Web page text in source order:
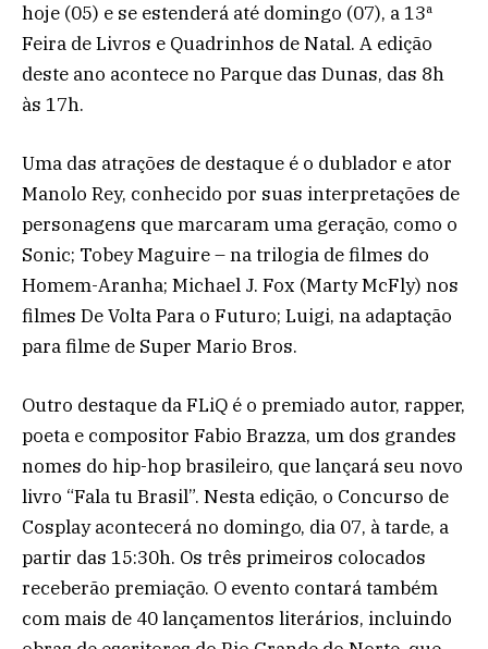
hoje (05) e se estenderá até domingo (07), a 13ª
Feira de Livros e Quadrinhos de Natal. A edição
deste ano acontece no Parque das Dunas, das 8h
às 17h.
Uma das atrações de destaque é o dublador e ator
Manolo Rey, conhecido por suas interpretações de
personagens que marcaram uma geração, como o
Sonic; Tobey Maguire – na trilogia de filmes do
Homem-Aranha; Michael J. Fox (Marty McFly) nos
filmes De Volta Para o Futuro; Luigi, na adaptação
para filme de Super Mario Bros.
Outro destaque da FLiQ é o premiado autor, rapper,
poeta e compositor Fabio Brazza, um dos grandes
nomes do hip-hop brasileiro, que lançará seu novo
livro “Fala tu Brasil”. Nesta edição, o Concurso de
Cosplay acontecerá no domingo, dia 07, à tarde, a
partir das 15:30h. Os três primeiros colocados
receberão premiação. O evento contará também
com mais de 40 lançamentos literários, incluindo